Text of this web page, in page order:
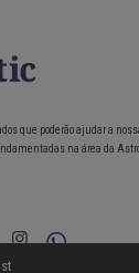
que poderão ajudar a
na área da